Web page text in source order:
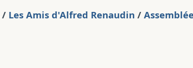
/ Les Amis d'Alfred Renaudin /